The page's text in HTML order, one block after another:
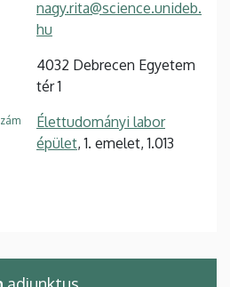
nagy.rita@science.unideb.
hu
4032 Debrecen Egyetem
tér 1
Élettudományi labor
épület, 1. emelet, 1.013